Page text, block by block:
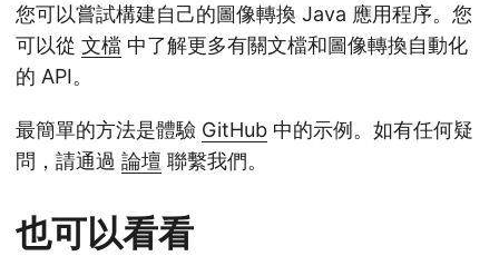
您可以嘗試構建自己的圖像轉換 Java 應用程序。您
可以從 文檔 中了解更多有關文檔和圖像轉換自動化
的 API。
最簡單的方法是體驗 GitHub 中的示例。如有任何疑
問，請通過 論壇 聯繫我們。
也可以看看